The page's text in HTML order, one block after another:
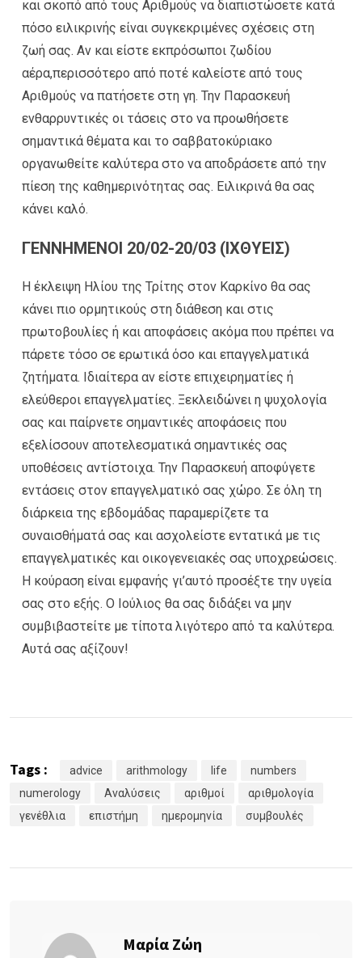
και σκοπό από τους Αριθμούς να διαπιστώσετε κατά
πόσο ειλικρινής είναι συγκεκριμένες σχέσεις στη
ζωή σας. Αν και είστε εκπρόσωποι ζωδίου
αέρα,περισσότερο από ποτέ καλείστε από τους
Αριθμούς να πατήσετε στη γη. Την Παρασκευή
ενθαρρυντικές οι τάσεις στο να προωθήσετε
σημαντικά θέματα και το σαββατοκύριακο
οργανωθείτε καλύτερα στο να αποδράσετε από την
πίεση της καθημερινότητας σας. Ειλικρινά θα σας
κάνει καλό.
ΓΕΝΝΗΜΕΝΟΙ 20/02-20/03 (ΙΧΘΥΕΙΣ)
Η έκλειψη Ηλίου της Τρίτης στον Καρκίνο θα σας
κάνει πιο ορμητικούς στη διάθεση και στις
πρωτοβουλίες ή και αποφάσεις ακόμα που πρέπει να
πάρετε τόσο σε ερωτικά όσο και επαγγελματικά
ζητήματα. Ιδιαίτερα αν είστε επιχειρηματίες ή
ελεύθεροι επαγγελματίες. Ξεκλειδώνει η ψυχολογία
σας και παίρνετε σημαντικές αποφάσεις που
εξελίσσουν αποτελεσματικά σημαντικές σας
υποθέσεις αντίστοιχα. Την Παρασκευή αποφύγετε
εντάσεις στον επαγγελματικό σας χώρο. Σε όλη τη
διάρκεια της εβδομάδας παραμερίζετε τα
συναισθήματά σας και ασχολείστε εντατικά με τις
επαγγελματικές και οικογενειακές σας υποχρεώσεις.
Η κούραση είναι εμφανής γι’αυτό προσέξτε την υγεία
σας στο εξής. Ο Ιούλιος θα σας διδάξει να μην
συμβιβαστείτε με τίποτα λιγότερο από τα καλύτερα.
Αυτά σας αξίζουν!
Tags : advice arithmology life
numbers
numerology
Αναλύσεις αριθμοί
αριθμολογία
γενέθλια
επιστήμη ημερομηνία συμβουλές
Μαρία Ζώη